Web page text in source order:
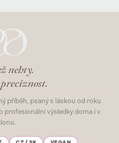
nehty.
příběh, psaný s láskou od roku
profesionální výsledky doma i v